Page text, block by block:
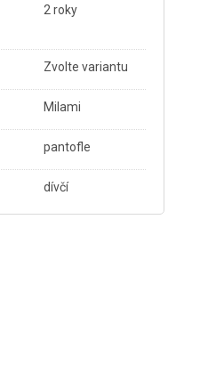
2 roky
Zvolte variantu
Milami
pantofle
dívčí